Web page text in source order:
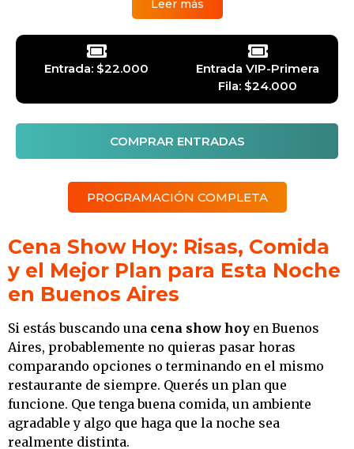
Leer más
Entrada: $22.000
Entrada VIP-Primera
Fila: $24.000
COMPRAR ENTRADAS
PROGRAMACIÓN COMPLETA
Cena Show Hoy: Risas, Comida
y el Mejor Plan para Esta Noche
en Buenos Aires
Si estás buscando una cena show hoy en Buenos
Aires, probablemente no quieras pasar horas
comparando opciones o terminando en el mismo
restaurante de siempre. Querés un plan que
funcione. Que tenga buena comida, un ambiente
agradable y algo que haga que la noche sea
realmente distinta.